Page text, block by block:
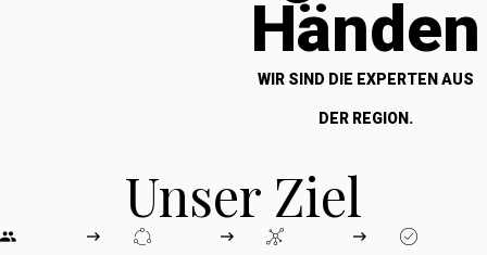
Händen
WIR SIND DIE EXPERTEN AUS
DER REGION.
Unser Ziel